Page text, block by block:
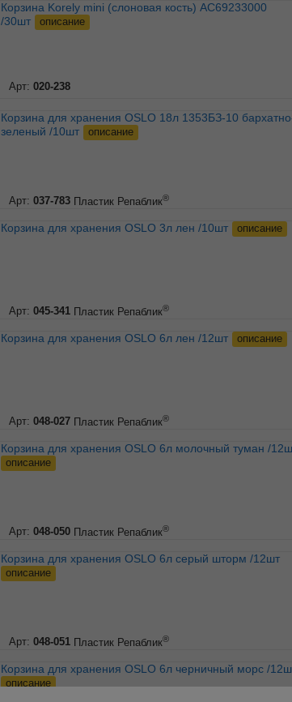
Корзина Korely mini (слоновая кость) АС69233000
/30шт
описание
Арт: 020-238
Корзина для хранения OSLO 18л 1353БЗ-10 бархатно-
зеленый /10шт
описание
Арт: 037-783 Пластик Репаблик®
Корзина для хранения OSLO 3л лен /10шт описание
Арт: 045-341 Пластик Репаблик®
Корзина для хранения OSLO 6л лен /12шт описание
Арт: 048-027 Пластик Репаблик®
Корзина для хранения OSLO 6л молочный туман /
описание
Арт: 048-050 Пластик Репаблик®
Корзина для хранения OSLO 6л серый шторм /12шт
описание
Арт: 048-051 Пластик Репаблик®
Корзина для хранения OSLO 6л черничный морс /
описание